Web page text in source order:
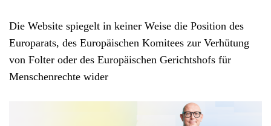
Die Website spiegelt in keiner Weise die Position des
Europarats, des Europäischen Komitees zur Verhütung
von Folter oder des Europäischen Gerichtshofs für
Menschenrechte wider